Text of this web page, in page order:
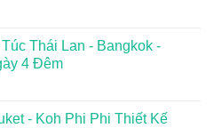
Thái Lan - Bangkok -
4 Đêm
- Koh Phi Phi Thiết Kế